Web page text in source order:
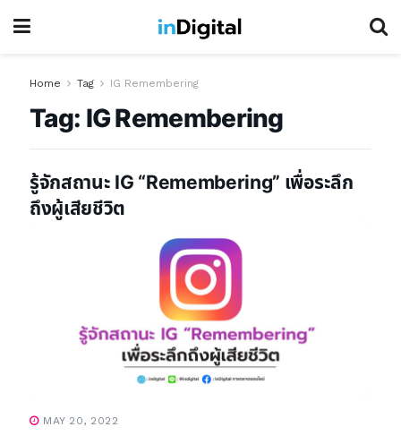
Home Tag IG Remembering
Tag: IG Remembering
รู้จักสถานะ IG “Remembering” เพื่อระลึก
ถึงผู้เสียชีวิต
MAY 20, 2022